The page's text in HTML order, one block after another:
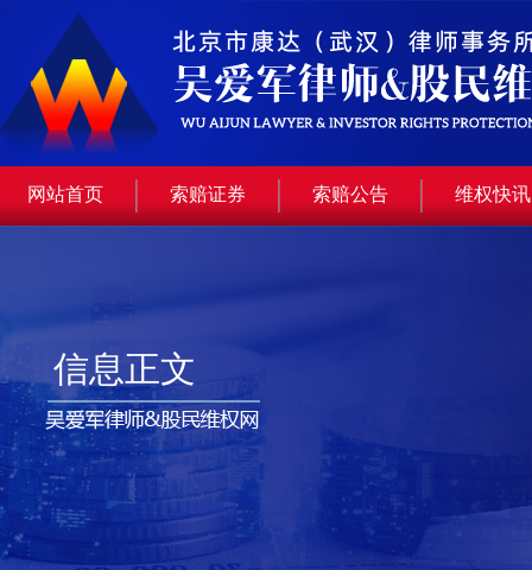
网站首页 索赔证券 索赔公告 维权快讯
信息正文